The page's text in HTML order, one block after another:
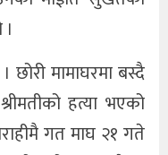
मामाघरमा बस्दै
हत्या भएको
गत माघ २१ गते